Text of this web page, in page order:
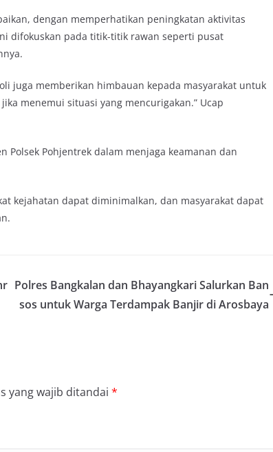
dengan memperhatikan peningkatan aktivitas
difokuskan pada titik-titik rawan seperti pusat
juga memberikan himbauan kepada masyarakat untuk
menemui situasi yang mencurigakan.” Ucap
Polsek Pohjentrek dalam menjaga keamanan dan
kejahatan dapat diminimalkan, dan masyarakat dapat
Polres Bangkalan dan Bhayangkari Salurkan Ban
sos untuk Warga Terdampak Banjir di Arosbaya
yang wajib ditandai *